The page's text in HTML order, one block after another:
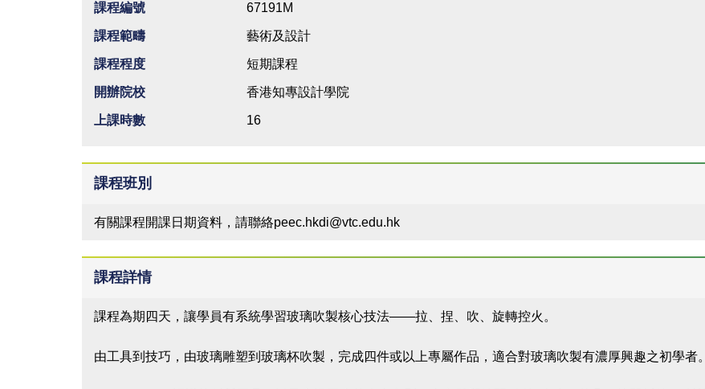
課程編號 67191M
課程範疇 藝術及設計
課程程度 短期課程
開辦院校 香港知專設計學院
上課時數 16
課程班別
有關課程開課日期資料，請聯絡peec.hkdi@vtc.edu.hk
課程詳情
課程為期四天，讓學員有系統學習玻璃吹製核心技法——拉、捏、吹、旋轉控火。
由工具到技巧，由玻璃雕塑到玻璃杯吹製，完成四件或以上專屬作品，適合對玻璃吹製有濃厚興趣之初學者。